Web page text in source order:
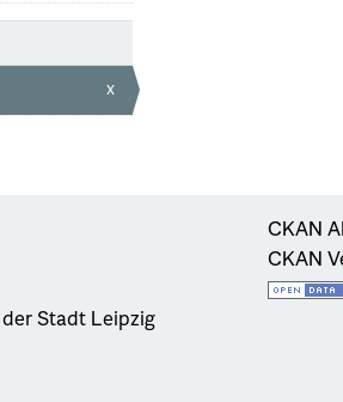
x
Stadt Leipzig
CKAN
CKAN